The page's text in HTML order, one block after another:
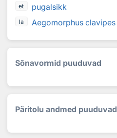
et
pugalsikk
la Aegomorphus clavipes
Sõnavormid puuduvad
Päritolu andmed puuduvad